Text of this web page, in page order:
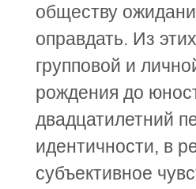
обществу
оправдать. Из
групповой и
рождения до
двадцатилетний
идентичности, в
субъективное